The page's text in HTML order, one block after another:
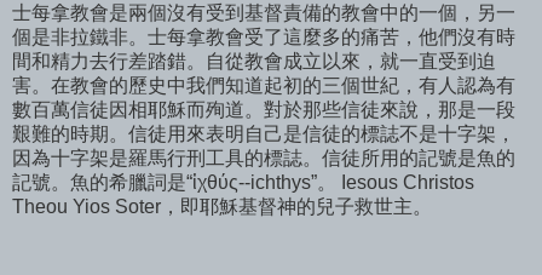
士每拿教會是兩個沒有受到基督責備的教會中的一個，另一
個是非拉鐵非。士每拿教會受了這麼多的痛苦，他們沒有時
間和精力去行差踏錯。自從教會成立以來，就一直受到迫
害。在教會的歷史中我們知道起初的三個世紀，有人認為有
數百萬信徒因相耶穌而殉道。對於那些信徒來說，那是一段
艱難的時期。信徒用來表明自己是信徒的標誌不是十字架，
因為十字架是羅馬行刑工具的標誌。信徒所用的記號是魚的
記號。魚的希臘詞是“ἰχθύς--ichthys”。 Iesous Christos
Theou Yios Soter，即耶穌基督神的兒子救世主。